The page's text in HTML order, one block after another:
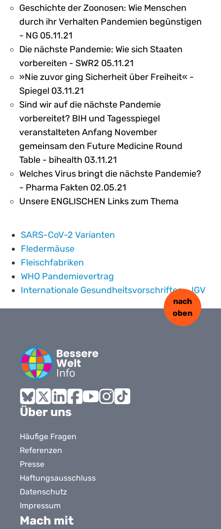
Geschichte der Zoonosen: Wie Menschen
durch ihr Verhalten Pandemien begünstigen
- NG 05.11.21
Die nächste Pandemie: Wie sich Staaten
vorbereiten - SWR2 05.11.21
»Nie zuvor ging Sicherheit über Freiheit« -
Spiegel 03.11.21
Sind wir auf die nächste Pandemie
vorbereitet? BIH und Tagesspiegel
veranstalteten Anfang November
gemeinsam den Future Medicine Round
Table - bihealth 03.11.21
Welches Virus bringt die nächste Pandemie?
- Pharma Fakten 02.05.21
Unsere ENGLISCHEN Links zum Thema
SARS-CoV-2 Varianten
Fledermäuse
Fleischfabriken
WHO Pandemievertrag
Internationale Gesundheitsvorschriften - IGV
Bluesky
X LinkedInFacebook
nach
oben
Über uns
Häufige Fragen
Referenzen
Presse
Haftungsausschluss
Datenschutz
Impressum
Mach mit